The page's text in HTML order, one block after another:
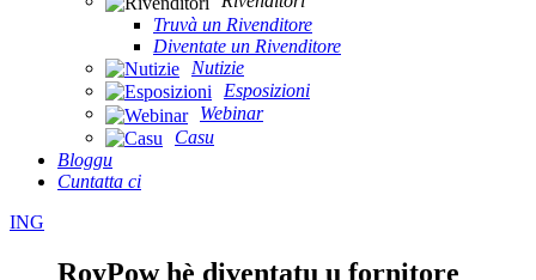
Truvà un Rivenditore
Diventate un Rivenditore
Nutizie
Esposizioni
Webinar
Casu
Bloggu
Cuntatta ci
ING
RoyPow hè diventatu u fornitore